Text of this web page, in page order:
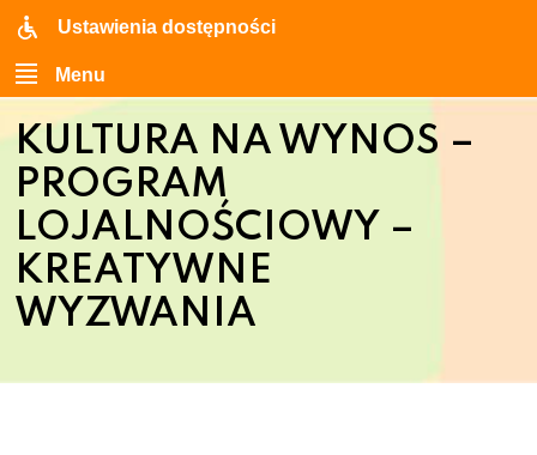
Ustawienia dostępności
Menu
KULTURA NA WYNOS –
PROGRAM
LOJALNOŚCIOWY –
KREATYWNE
WYZWANIA